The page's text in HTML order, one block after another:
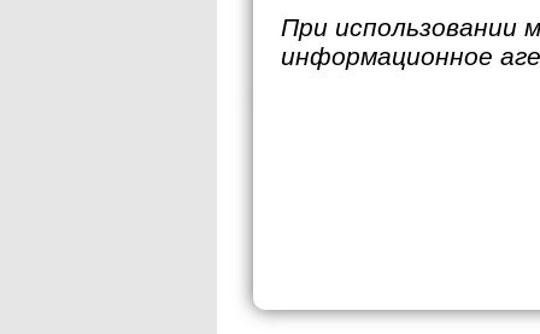
При использовании
информационное